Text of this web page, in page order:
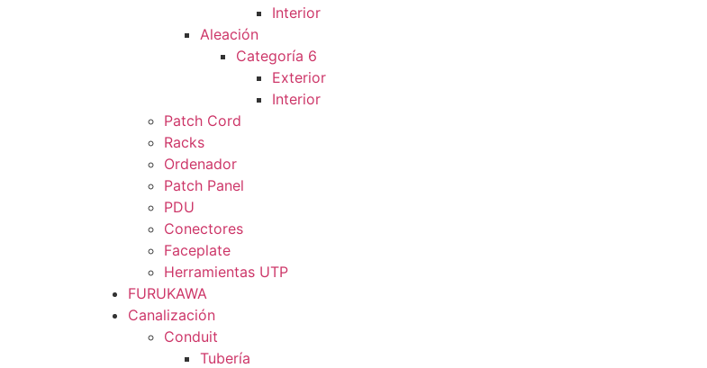
Interior
Aleación
Categoría 6
Exterior
Interior
Patch Cord
Racks
Ordenador
Patch Panel
PDU
Conectores
Faceplate
Herramientas UTP
FURUKAWA
Canalización
Conduit
Tubería